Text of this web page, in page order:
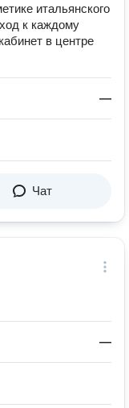
итальянского
к каждому
в центре
—
Чат
—